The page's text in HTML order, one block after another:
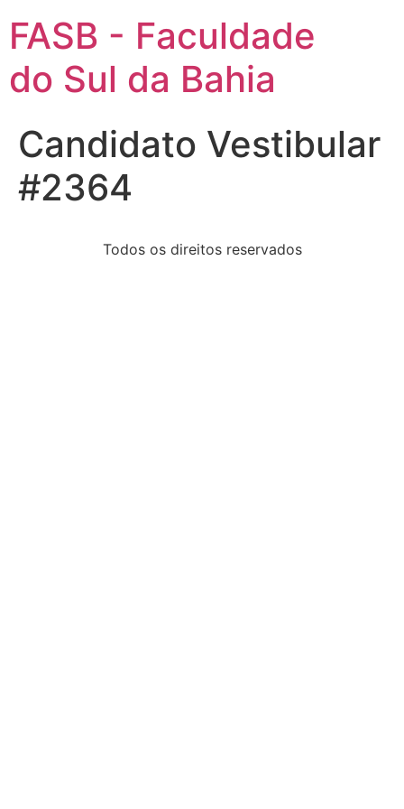
FASB - Faculdade
do Sul da Bahia
Candidato Vestibular
#2364
Todos os direitos reservados